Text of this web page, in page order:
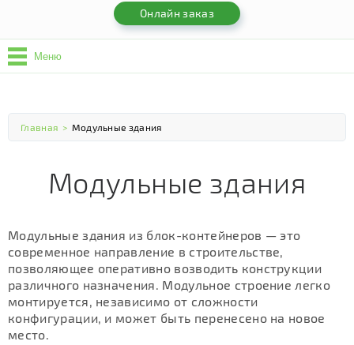
Онлайн заказ
Меню
Главная > Модульные здания
Модульные здания
Модульные здания из блок-контейнеров — это
современное направление в строительстве,
позволяющее оперативно возводить конструкции
различного назначения. Модульное строение легко
монтируется, независимо от сложности
конфигурации, и может быть перенесено на новое
место.